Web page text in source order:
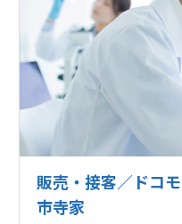
販売・接客／ドコ
市寺家